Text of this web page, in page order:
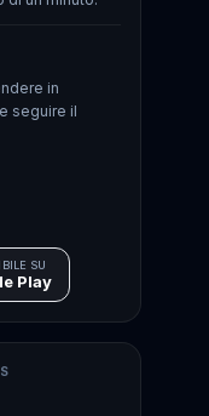
in
seguire il
SU
Play